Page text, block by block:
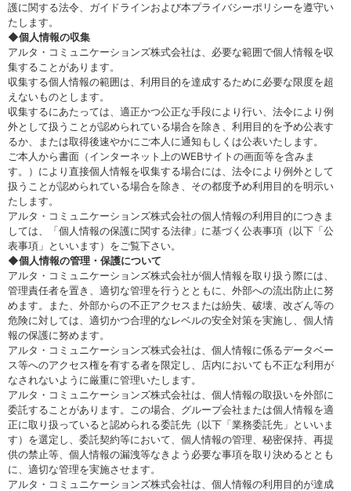
護に関する法令、ガイドラインおよび本プライバシーポリシーを遵守い
たします。
◆個人情報の収集
アルタ・コミュニケーションズ株式会社は、必要な範囲で個人情報を収
集することがあります。
収集する個人情報の範囲は、利用目的を達成するために必要な限度を超
えないものとします。
収集するにあたっては、適正かつ公正な手段により行い、法令により例
外として扱うことが認められている場合を除き、利用目的を予め公表す
るか、または取得後速やかにご本人に通知もしくは公表いたします。
ご本人から書面（インターネット上のWEBサイトの画面等を含みま
す。）により直接個人情報を収集する場合には、法令により例外として
扱うことが認められている場合を除き、その都度予め利用目的を明示い
たします。
アルタ・コミュニケーションズ株式会社の個人情報の利用目的につきま
しては、「個人情報の保護に関する法律」に基づく公表事項（以下「公
表事項」といいます）をご覧下さい。
◆個人情報の管理・保護について
アルタ・コミュニケーションズ株式会社が個人情報を取り扱う際には、
管理責任者を置き、適切な管理を行うとともに、外部への流出防止に努
めます。また、外部からの不正アクセスまたは紛失、破壊、改ざん等の
危険に対しては、適切かつ合理的なレベルの安全対策を実施し、個人情
報の保護に努めます。
アルタ・コミュニケーションズ株式会社は、個人情報に係るデータベー
ス等へのアクセス権を有する者を限定し、店内においても不正な利用が
なされないように厳重に管理いたします。
アルタ・コミュニケーションズ株式会社は、個人情報の取扱いを外部に
委託することがあります。この場合、グループ会社または個人情報を適
正に取り扱っていると認められる委託先（以下「業務委託先」といいま
す）を選定し、委託契約等において、個人情報の管理、秘密保持、再提
供の禁止等、個人情報の漏洩等なきよう必要な事項を取り決めるととも
に、適切な管理を実施させます。
アルタ・コミュニケーションズ株式会社は、個人情報の利用目的が達成